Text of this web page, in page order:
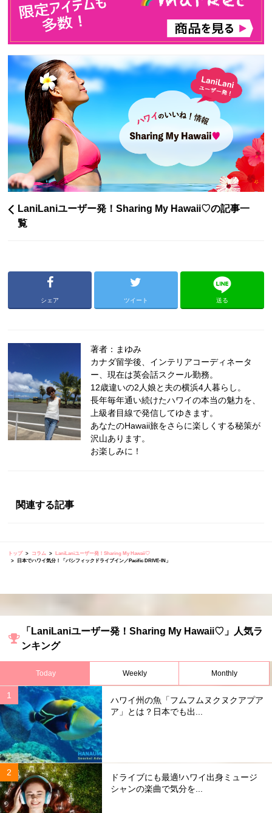
LaniLaniユーザー発！Sharing My Hawaii♡の記事一
覧
シェア ツイート 送る
著者：まゆみ
カナダ留学後、インテリアコーディネータ
ー、現在は英会話スクール勤務。
12歳違いの2人娘と夫の横浜4人暮らし。
長年毎年通い続けたハワイの本当の魅力を、
上級者目線で発信してゆきます。
あなたのHawaii旅をさらに楽しくする秘策が
沢山あります。
お楽しみに！
関連する記事
トップ コラム
LaniLaniユーザー発！Sharing My Hawaii♡
日本でハワイ気分！「パシフィックドライブイン／Pacific DRIVE-IN」
「LaniLaniユーザー発！Sharing My Hawaii♡」人気ラ
ンキング
Today Weekly Monthly
ハワイ州の魚「フムフムヌクヌクアプア
ア」とは？日本でも出...
ドライブにも最適!ハワイ出身ミュージ
シャンの楽曲で気分を...